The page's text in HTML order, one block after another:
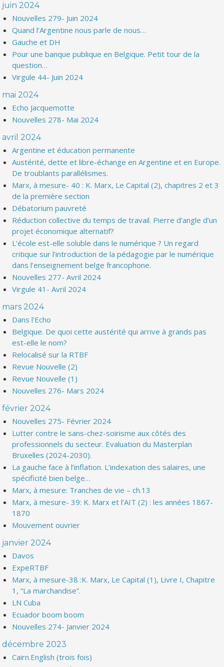
juin 2024
Nouvelles 279- Juin 2024
Quand l’Argentine nous parle de nous…
Gauche et DH
Pour une banque publique en Belgique. Petit tour de la
question…
Virgule 44- Juin 2024
mai 2024
Echo Jacquemotte
Nouvelles 278- Mai 2024
avril 2024
Argentine et éducation permanente
Austérité, dette et libre-échange en Argentine et en Europe.
De troublants parallélismes.
Marx, à mesure- 40 : K. Marx, Le Capital (2), chapitres 2 et 3
de la première section
Débatorium pauvreté
Réduction collective du temps de travail. Pierre d’angle d’un
projet économique alternatif?
L’école est-elle soluble dans le numérique ? Un regard
critique sur l’introduction de la pédagogie par le numérique
dans l’enseignement belge francophone.
Nouvelles 277- Avril 2024
Virgule 41- Avril 2024
mars 2024
Dans l'Echo
Belgique. De quoi cette austérité qui arrive à grands pas
est-elle le nom?
Relocalisé sur la RTBF
Revue Nouvelle (2)
Revue Nouvelle (1)
Nouvelles 276- Mars 2024
février 2024
Nouvelles 275- Février 2024
Lutter contre le sans-chez-soirisme aux côtés des
professionnels du secteur. Evaluation du Masterplan
Bruxelles (2024-2030).
La gauche face à l’inflation. L’indexation des salaires, une
spécificité bien belge…
Marx, à mesure: Tranches de vie – ch.13
Marx, à mesure- 39: K. Marx et l’AIT (2) : les années 1867-
1870
Mouvement ouvrier
janvier 2024
Davos
ExpeRTBF
Marx, à mesure-38 :K. Marx, Le Capital (1), Livre I, Chapitre
1, “La marchandise”.
LN Cuba
Ecuador boom boom
Nouvelles 274- Janvier 2024
décembre 2023
Cairn.English (trois fois)